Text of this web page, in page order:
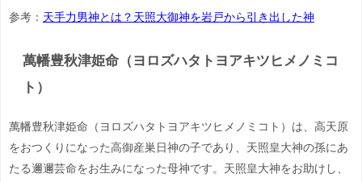
参考： 天手力男神とは？天照大御神を岩戸から引き出した神
萬幡豊秋津姫命（ヨロズハタトヨアキツヒメノミコ
ト）
萬幡豊秋津姫命（ヨロズハタトヨアキツヒメノミコト）は、高天原
をおつくりになった高御産巣日神の子であり、天照皇大神の孫にあ
たる邇邇芸命をお生みになった母神です。天照皇大神をお助けし、